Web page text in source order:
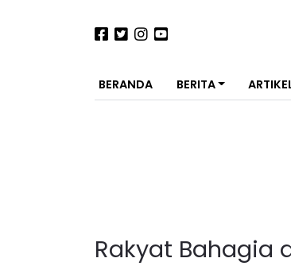
BERANDA BERITA
Rakyat Bahagia